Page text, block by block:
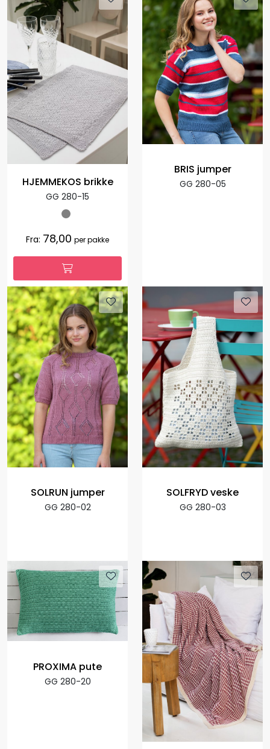
HJEMMEKOS brikke
GG 280-15
Fra: 78,00 per pakke
BRIS jumper
GG 280-05
SOLRUN jumper
GG 280-02
SOLFRYD veske
GG 280-03
PROXIMA pute
GG 280-20